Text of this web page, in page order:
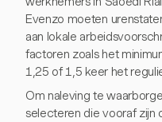
Evenzo moeten
aan lokale
factoren zoals het
1,25 of 1,5 keer het
Om naleving te
selecteren die vooraf zijn